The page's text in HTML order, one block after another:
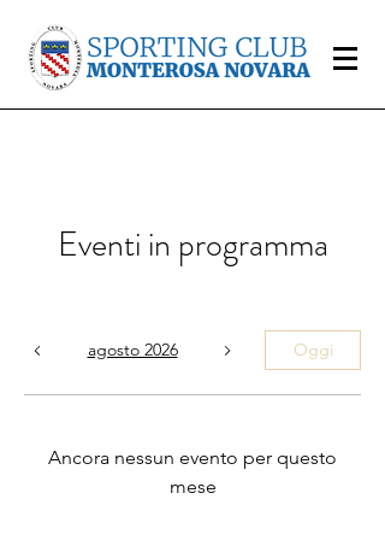
Eventi in programma
agosto 2026 Oggi
Ancora nessun evento per questo
mese